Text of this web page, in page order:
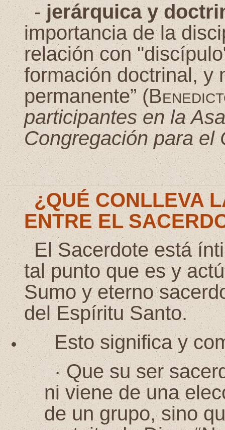
- jerárquica y
importancia de la
relación con
formación doctrinal, y
permanente” (
participantes en la
Congregación para el
¿QUÉ CONLLEVA
ENTRE EL
El Sacerdote está
tal punto que es y
Sumo y eterno
del Espíritu Santo.
Esto significa y
· Que su ser
ni viene de una
de un grupo, sino